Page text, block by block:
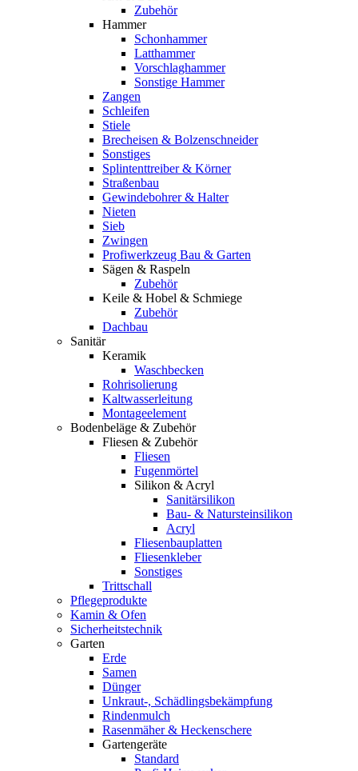
Zubehör
Hammer
Schonhammer
Latthammer
Vorschlaghammer
Sonstige Hammer
Zangen
Schleifen
Stiele
Brecheisen & Bolzenschneider
Sonstiges
Splintenttreiber & Körner
Straßenbau
Gewindebohrer & Halter
Nieten
Sieb
Zwingen
Profiwerkzeug Bau & Garten
Sägen & Raspeln
Zubehör
Keile & Hobel & Schmiege
Zubehör
Dachbau
Sanitär
Keramik
Waschbecken
Rohrisolierung
Kaltwasserleitung
Montageelement
Bodenbeläge & Zubehör
Fliesen & Zubehör
Fliesen
Fugenmörtel
Silikon & Acryl
Sanitärsilikon
Bau- & Natursteinsilikon
Acryl
Fliesenbauplatten
Fliesenkleber
Sonstiges
Trittschall
Pflegeprodukte
Kamin & Ofen
Sicherheitstechnik
Garten
Erde
Samen
Dünger
Unkraut-, Schädlingsbekämpfung
Rindenmulch
Rasenmäher & Heckenschere
Gartengeräte
Standard